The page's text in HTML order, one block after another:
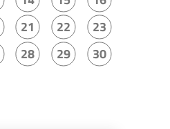
21 22
23
28 29
30